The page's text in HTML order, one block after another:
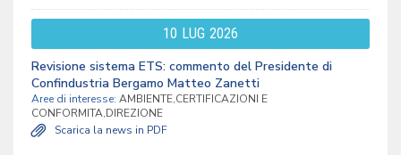
10 LUG 2026
Revisione sistema ETS: commento del Presidente di
Confindustria Bergamo Matteo Zanetti
Aree di interesse: AMBIENTE,CERTIFICAZIONI E
CONFORMITA,DIREZIONE
Scarica la news in PDF